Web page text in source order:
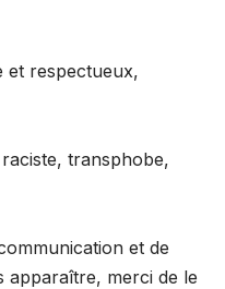
et respectueux,
transphobe,
et de
apparaître, merci de le